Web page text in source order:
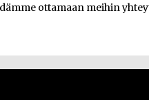
ottamaan meihin